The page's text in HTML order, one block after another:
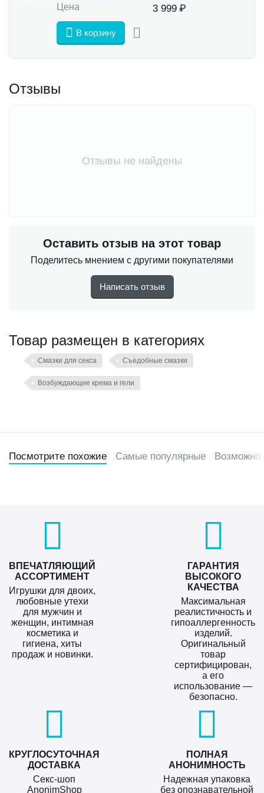
Цена 3 999 ₽
В корзину
Отзывы
Отзывы не найдены
Оставить отзыв на этот товар
Поделитесь мнением с другими покупателями
Написать отзыв
Товар размещен в категориях
Смазки для секса Съедобные смазки
Возбуждающие крема и гели
Посмотрите похожие Самые популярные Возможно,
ВПЕЧАТЛЯЮЩИЙ
АССОРТИМЕНТ
Игрушки для двоих,
любовные утехи
для мужчин и
женщин, интимная
косметика и
гигиена, хиты
продаж и новинки.
ГАРАНТИЯ
ВЫСОКОГО
КАЧЕСТВА
Максимальная
реалистичность и
гипоаллергенность
изделий.
Оригинальный
товар
сертифицирован,
а его
использование —
безопасно.
КРУГЛОСУТОЧНАЯ
ДОСТАВКА
Секс-шоп
AnonimShop
ПОЛНАЯ
АНОНИМНОСТЬ
Надежная упаковка
без опознавательной